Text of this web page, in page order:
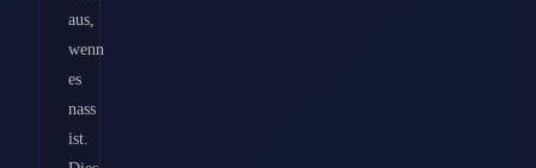
aus,
wenn
es
nass
ist.